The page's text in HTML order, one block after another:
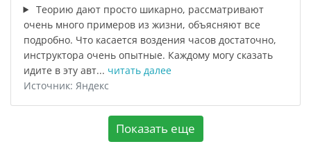
Теорию дают просто шикарно, рассматривают
очень много примеров из жизни, объясняют все
подробно. Что касается воздения часов достаточно,
инструктора очень опытные. Каждому могу сказать
идите в эту авт... читать далее
Источник: Яндекс
Показать еще